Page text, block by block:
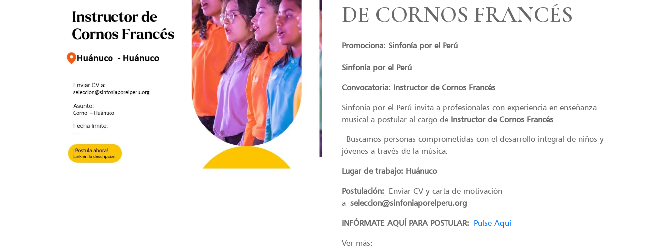
DE CORNOS FRANCÉS
Promociona: Sinfonía por el Perú
Sinfonía por el Perú
Convocatoria: Instructor de Cornos Francés
Sinfonía por el Perú invita a profesionales con experiencia en enseñanza
musical a postular al cargo de Instructor de Cornos Francés
Buscamos personas comprometidas con el desarrollo integral de niños y
jóvenes a través de la música.
Lugar de trabajo: Huánuco
Postulación: Enviar CV y carta de motivación
aseleccion@sinfoniaporelperu.org
INFÓRMATE AQUÍ PARA POSTULAR: Pulse Aquí
Ver más: